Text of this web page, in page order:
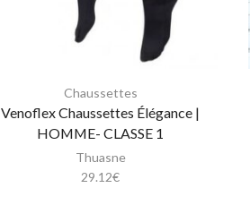
Chaussettes
Venoflex Chaussettes Élégance |
HOMME- CLASSE 1
Thuasne
29.12€